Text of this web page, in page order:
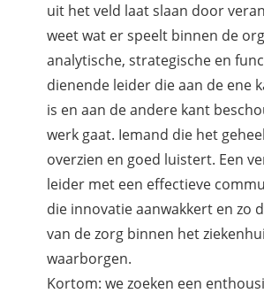
uit het veld laat slaan door
weet wat er speelt binnen de
analytische, strategische en
dienende leider die aan de ene
is en aan de andere kant
werk gaat. Iemand die het
overzien en goed luistert. Een
leider met een effectieve
die innovatie aanwakkert en zo
van de zorg binnen het
waarborgen.
Kortom: we zoeken een